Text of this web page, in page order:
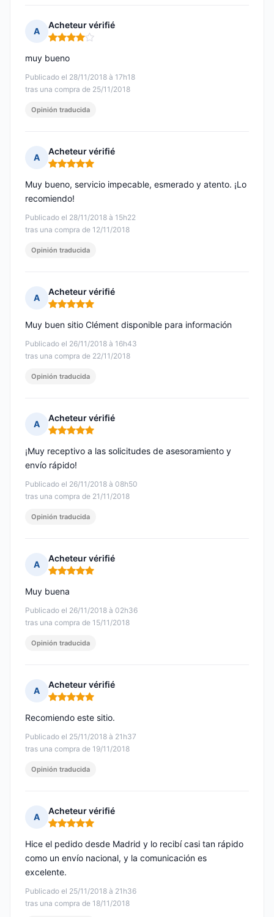
A
Acheteur vérifié
Nota: 4 de 5
Publicado el 28/11/2018 à 17h18
tras una compra de 25/11/2018
muy bueno
Opinión traducida
A
Acheteur vérifié
Nota: 5 de 5
Publicado el 28/11/2018 à 15h22
tras una compra de 12/11/2018
Muy bueno, servicio impecable, esmerado y atento. ¡Lo
recomiendo!
Opinión traducida
A
Acheteur vérifié
Nota: 5 de 5
Publicado el 26/11/2018 à 16h43
tras una compra de 22/11/2018
Muy buen sitio Clément disponible para información
Opinión traducida
A
Acheteur vérifié
Nota: 5 de 5
Publicado el 26/11/2018 à 08h50
tras una compra de 21/11/2018
¡Muy receptivo a las solicitudes de asesoramiento y
envío rápido!
Opinión traducida
A
Acheteur vérifié
Nota: 5 de 5
Publicado el 26/11/2018 à 02h36
tras una compra de 15/11/2018
Muy buena
Opinión traducida
A
Acheteur vérifié
Nota: 5 de 5
Publicado el 25/11/2018 à 21h37
tras una compra de 19/11/2018
Recomiendo este sitio.
Opinión traducida
A
Acheteur vérifié
Nota: 5 de 5
Publicado el 25/11/2018 à 21h36
tras una compra de 18/11/2018
Hice el pedido desde Madrid y lo recibí casi tan rápido
como un envío nacional, y la comunicación es
excelente.